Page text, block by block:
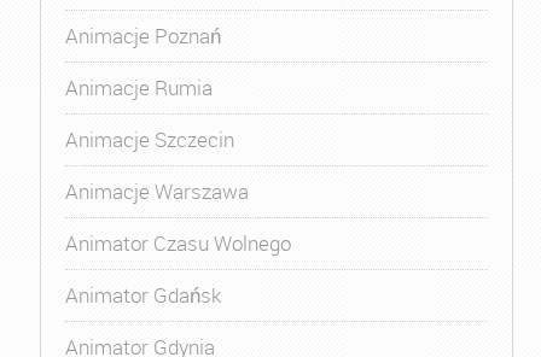
Animacje Poznań
Animacje Rumia
Animacje Szczecin
Animacje Warszawa
Animator Czasu Wolnego
Animator Gdańsk
Animator Gdynia